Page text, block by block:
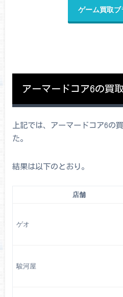
ゲーム買取
アーマードコア6の買
上記では、アーマードコア6の
た。
結果は以下のとおり。
店舗
ゲオ
駿河屋